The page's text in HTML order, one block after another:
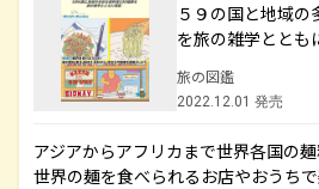
５９の国と地域
を旅の雑学ととも
旅の図鑑
2022.12.01 発売
アジアからアフリカまで世界各国の
世界の麺を食べられるお店やおうち